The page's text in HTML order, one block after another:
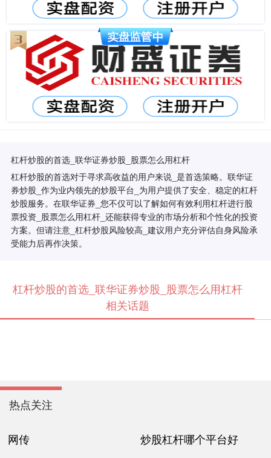
杠杆炒股的首选_联华证券炒股_股票怎么用杠杆
杠杆炒股的首选对于寻求高收益的用户来说_是首选策略。联华证
券炒股_作为业内领先的炒股平台_为用户提供了安全、稳定的杠杆
炒股服务。在联华证券_您不仅可以了解如何有效利用杠杆进行股
票投资_股票怎么用杠杆_还能获得专业的市场分析和个性化的投资
方案。但请注意_杠杆炒股风险较高_建议用户充分评估自身风险承
受能力后再作决策。
杠杆炒股的首选_联华证券炒股_股票怎么用杠杆
相关话题
热点关注
网传 炒股杠杆哪个平台好